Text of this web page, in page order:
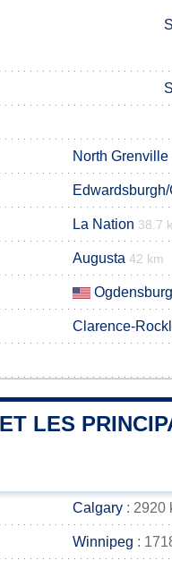
North Grenville
Edwardsburgh/
La Nation 38.7
Augusta 42 km
Ogdensburg
Clarence-
LES
Calgary : 2920
Winnipeg :